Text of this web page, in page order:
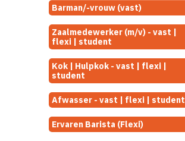
Barman/-vrouw (vast)
Zaalmedewerker (m/v) - vast |
flexi | student
Kok | Hulpkok - vast | flexi |
student
Afwasser - vast | flexi | student
Ervaren Barista (Flexi)